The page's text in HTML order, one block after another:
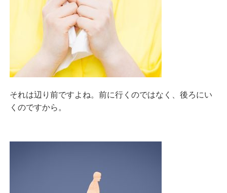
それは辺り前ですよね。前に行くのではなく、後ろにい
くのですから。